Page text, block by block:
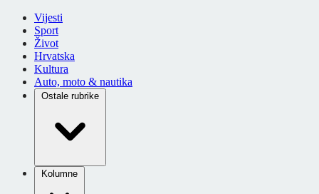
Vijesti
Sport
Život
Hrvatska
Kultura
Auto, moto & nautika
Ostale rubrike
Kolumne